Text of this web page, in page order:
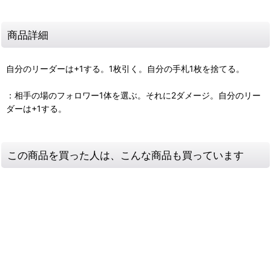
商品詳細
自分のリーダーは+1する。1枚引く。自分の手札1枚を捨てる。
：相手の場のフォロワー1体を選ぶ。それに2ダメージ。自分のリー
ダーは+1する。
この商品を買った人は、こんな商品も買っています